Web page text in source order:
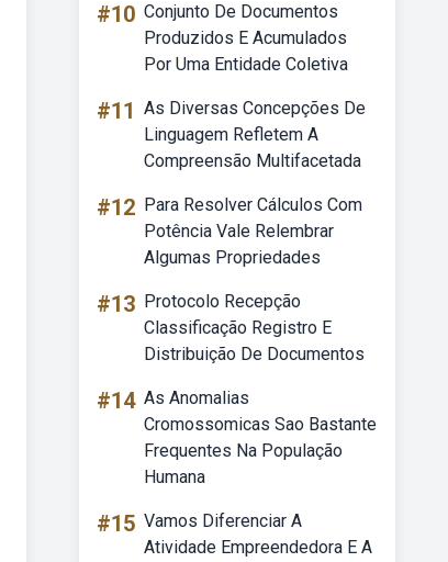
#10 Conjunto De Documentos
Produzidos E Acumulados
Por Uma Entidade Coletiva
#11 As Diversas Concepções De
Linguagem Refletem A
Compreensão Multifacetada
#12 Para Resolver Cálculos Com
Potência Vale Relembrar
Algumas Propriedades
#13 Protocolo Recepção
Classificação Registro E
Distribuição De Documentos
#14 As Anomalias
Cromossomicas Sao Bastante
Frequentes Na População
Humana
#15 Vamos Diferenciar A
Atividade Empreendedora E A